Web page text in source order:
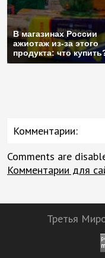
В магазинах России
ажиотаж из-за этого
продукта: что
Комментарии:
Comments are
Комментарии для
Третья